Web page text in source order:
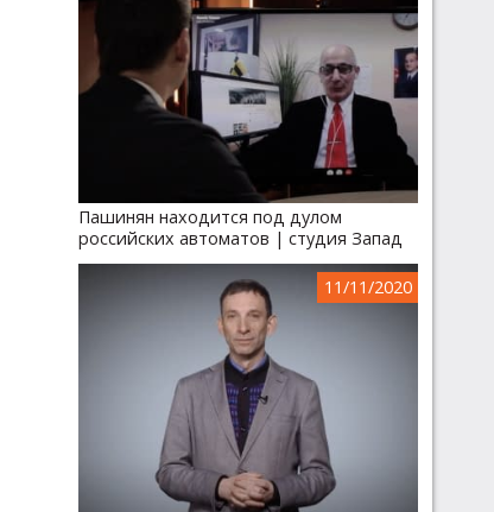
Пашинян находится под дулом
российских автоматов | студия Запад
11/11/2020